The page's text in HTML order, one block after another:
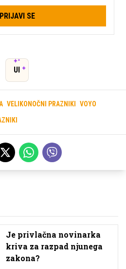
PRIJAVI SE
UI
VELIKONOČNI PRAZNIKI VOYO
Je privlačna novinarka
kriva za razpad njunega
zakona?